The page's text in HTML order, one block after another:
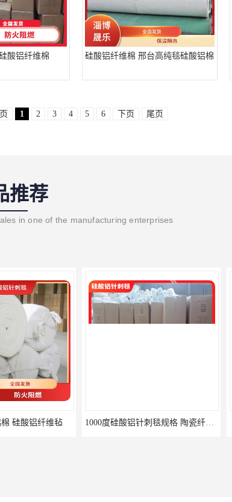
酸铝纤维棉 硅酸铝纤维棉 邢台高纯毯硅酸铝棉
1 2 3 4 5 6 下页 尾页
推荐
in one of the manufacturing enterprises
硅酸铝纤维毡 1000度硅酸铝针刺毯规格 陶瓷纤维毯